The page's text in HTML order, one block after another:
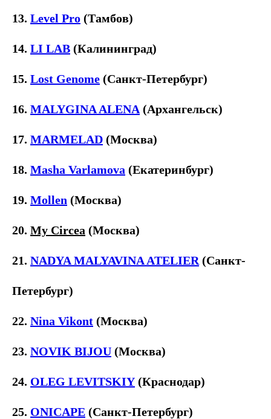
13. Level Pro (Тамбов)
14. LI LAB (Калининград)
15. Lost Genome (Санкт-Петербург)
16. MALYGINA ALENA (Архангельск)
17. MARMELAD (Москва)
18. Masha Varlamova (Екатеринбург)
19. Mollen (Москва)
20. My Circea (Москва)
21. NADYA MALYAVINA ATELIER (Санкт-
Петербург)
22. Nina Vikont (Москва)
23. NOVIK BIJOU (Москва)
24. OLEG LEVITSKIY (Краснодар)
25. ONICAPE (Санкт-Петербург)